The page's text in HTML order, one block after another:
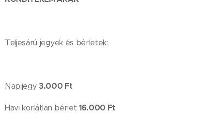
Teljesárú jegyek és bérletek:
Napijegy 3.000 Ft
Havi korlátlan bérlet 16.000 Ft